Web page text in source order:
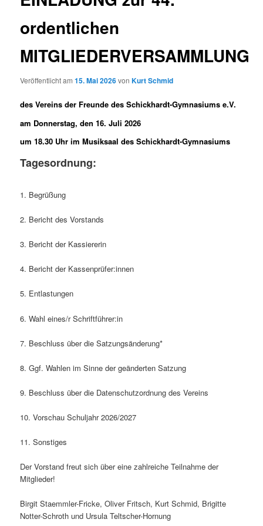
ordentlichen
MITGLIEDERVERSAMMLUNG
Veröffentlicht am15. Mai 2026vonKurt Schmid
des Vereins der Freunde des Schickhardt-Gymnasiums e.V.
am Donnerstag, den 16. Juli 2026
um 18.30 Uhr im Musiksaal des Schickhardt-Gymnasiums
Tagesordnung:
1. Begrüßung
2. Bericht des Vorstands
3. Bericht der Kassiererin
4. Bericht der Kassenprüfer:innen
5. Entlastungen
6. Wahl eines/r Schriftführer:in
7. Beschluss über die Satzungsänderung*
8. Ggf. Wahlen im Sinne der geänderten Satzung
9. Beschluss über die Datenschutzordnung des Vereins
10. Vorschau Schuljahr 2026/2027
11. Sonstiges
Der Vorstand freut sich über eine zahlreiche Teilnahme der
Mitglieder!
Birgit Staemmler-Fricke, Oliver Fritsch, Kurt Schmid, Brigitte
Notter-Schroth und Ursula Teltscher-Hornung